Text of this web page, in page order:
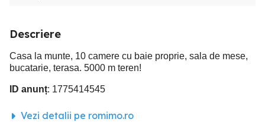
Descriere
Casa la munte, 10 camere cu baie proprie, sala de mese,
bucatarie, terasa. 5000 m teren!
ID anunț: 1775414545
Vezi detalii pe romimo.ro